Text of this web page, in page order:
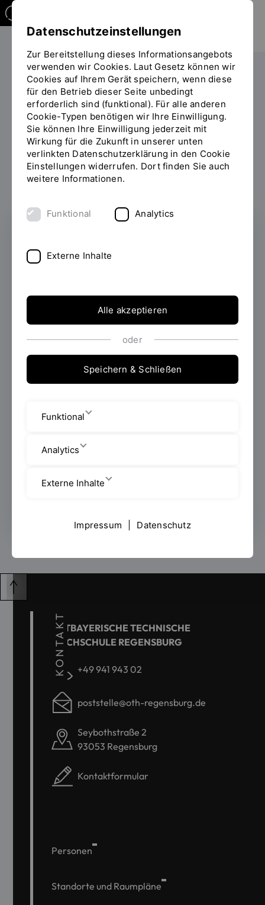
PERSONEN
Steffen Krause
Zum Personenverzeichnis
Abteilung
Mitarbeiter/Mitarbeiterinnen
Seybothstraße 2
Raum: V 012
13:00 - 15:00 Uhr
KONTAKT
OSTBAYERISCHE TECHNISCHE
HOCHSCHULE REGENSBURG
+49 941 943 02
poststelle@oth-regensburg.de
Seybothstraße 2
93053 Regensburg
Kontaktformular
Personen
Standorte und Raumpläne
Datenschutzeinstellungen
Zur Bereitstellung dieses Informationsangebots
verwenden wir Cookies. Laut Gesetz können wir
Cookies auf Ihrem Gerät speichern, wenn diese
für den Betrieb dieser Seite unbedingt
erforderlich sind (funktional). Für alle anderen
Cookie-Typen benötigen wir Ihre Einwilligung.
Sie können Ihre Einwilligung jederzeit mit
Wirkung für die Zukunft in unserer unten
verlinkten Datenschutzerklärung in den Cookie
Einstellungen widerrufen. Dort finden Sie auch
weitere Informationen.
Funktional Analytics
Externe Inhalte
Alle akzeptieren
oder
Speichern & Schließen
Funktional
Analytics
Externe Inhalte
Impressum Datenschutz